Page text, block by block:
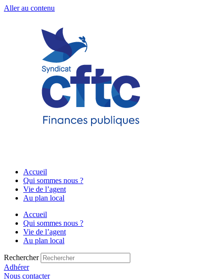
Aller au contenu
Accueil
Qui sommes nous ?
Vie de l’agent
Au plan local
Accueil
Qui sommes nous ?
Vie de l’agent
Au plan local
Rechercher
Adhérer
Nous contacter